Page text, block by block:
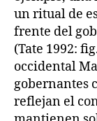
un ritual de
frente del
(Tate 1992:
occidental
gobernantes
reflejan el